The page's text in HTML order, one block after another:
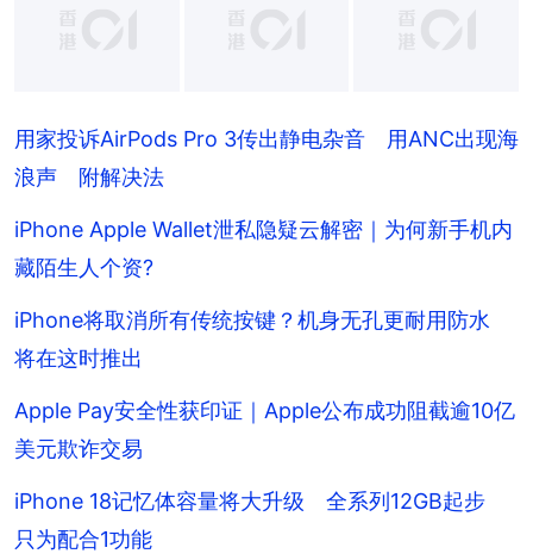
+ 5
用家投诉AirPods Pro 3传出静电杂音 用ANC出现海
浪声 附解决法
iPhone Apple Wallet泄私隐疑云解密｜为何新手机内
藏陌生人个资?
iPhone将取消所有传统按键？机身无孔更耐用防水
将在这时推出
Apple Pay安全性获印证｜Apple公布成功阻截逾10亿
美元欺诈交易
iPhone 18记忆体容量将大升级 全系列12GB起步
只为配合1功能